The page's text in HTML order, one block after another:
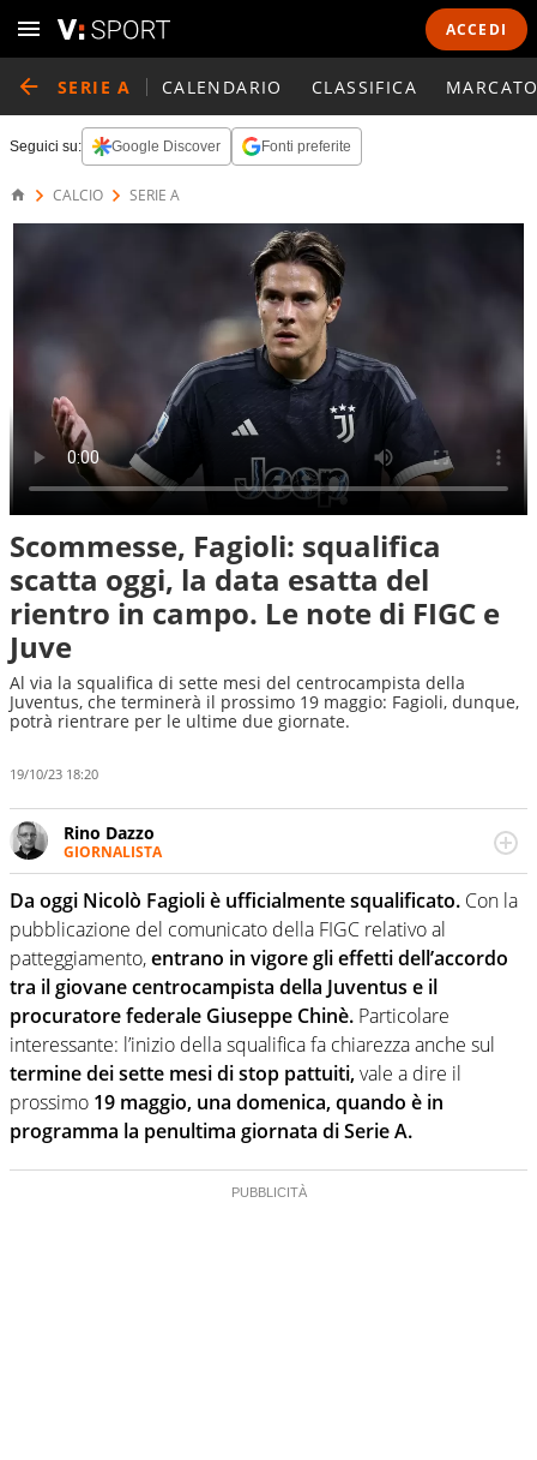
ACCEDI
SERIE A CALENDARIO CLASSIFICA
Seguici su: Google Discover Fonti preferite
CALCIO SERIE A
Scommesse, Fagioli: squalifica
scatta oggi, la data esatta del
rientro in campo. Le note di FIGC e
Juve
Al via la squalifica di sette mesi del centrocampista della
Juventus, che terminerà il prossimo 19 maggio: Fagioli, dunque,
potrà rientrare per le ultime due giornate.
19/10/23 18:20
Rino Dazzo
GIORNALISTA
Se mai ci fosse modo di traslare il glossario del calcio in
una nicchia di esperti, lui ne farebbe parte. Non si perde
una svista arbitrale né gli umori social del mondo delle
curve
Da oggi Nicolò Fagioli è ufficialmente squalificato. Con la
pubblicazione del comunicato della FIGC relativo al
patteggiamento,entrano in vigore gli effetti dell’accordo
tra il giovane centrocampista della Juventus e il
procuratore federale Giuseppe Chinè. Particolare
interessante: l’inizio della squalifica fa chiarezza anche sul
termine dei sette mesi di stop pattuiti,vale a dire il
prossimo 19 maggio, una domenica, quando è in
programma la penultima giornata di Serie A.